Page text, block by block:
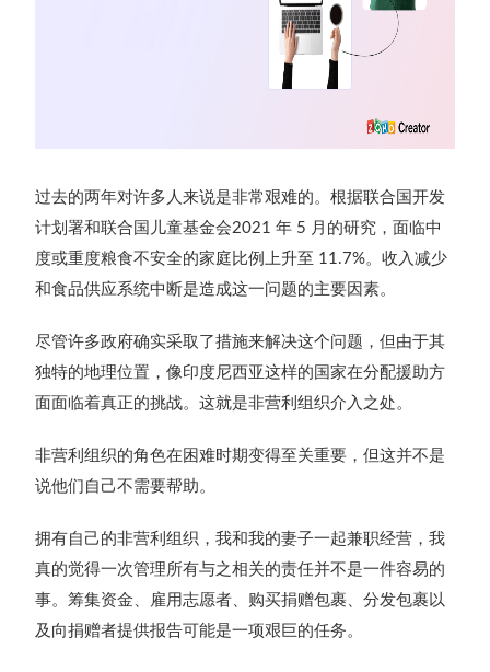
过去的两年对许多人来说是非常艰难的。根据联合国开发
计划署和联合国儿童基金会2021年 5 月的研究，面临中
度或重度粮食不安全的家庭比例上升至 11.7%。收入减少
和食品供应系统中断是造成这一问题的主要因素。
尽管许多政府确实采取了措施来解决这个问题，但由于其
独特的地理位置，像印度尼西亚这样的国家在分配援助方
面面临着真正的挑战。这就是非营利组织介入之处。
非营利组织的角色在困难时期变得至关重要，但这并不是
说他们自己不需要帮助。
拥有自己的非营利组织，我和我的妻子一起兼职经营，我
真的觉得一次管理所有与之相关的责任并不是一件容易的
事。筹集资金、雇用志愿者、购买捐赠包裹、分发包裹以
及向捐赠者提供报告可能是一项艰巨的任务。